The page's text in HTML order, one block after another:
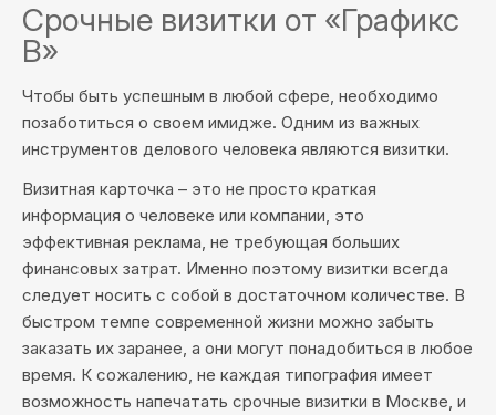
Срочные визитки от «Графикс
В»
Чтобы быть успешным в любой сфере, необходимо
позаботиться о своем имидже. Одним из важных
инструментов делового человека являются визитки.
Визитная карточка – это не просто краткая
информация о человеке или компании, это
эффективная реклама, не требующая больших
финансовых затрат. Именно поэтому визитки всегда
следует носить с собой в достаточном количестве. В
быстром темпе современной жизни можно забыть
заказать их заранее, а они могут понадобиться в любое
время. К сожалению, не каждая типография имеет
возможность напечатать срочные визитки в Москве, и